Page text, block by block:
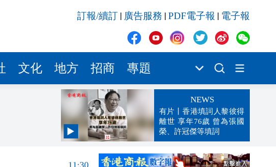
訂報/續訂 廣告服務 PDF電子報 電子報
文化 地方 招商 專題
NEWS
有片丨香港填詞人黎彼得
離世 享年76歲 曾為張國
榮、許冠傑等填詞
11:40
11:30